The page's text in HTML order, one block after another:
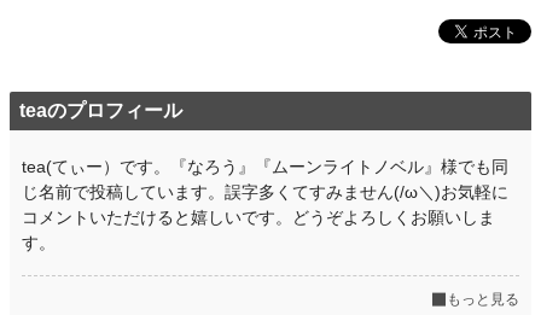
teaのプロフィール
tea(てぃー）です。『なろう』『ムーンライトノベル』様でも同
じ名前で投稿しています。誤字多くてすみません(/ω＼)お気軽に
コメントいただけると嬉しいです。どうぞよろしくお願いしま
す。
もっと見る